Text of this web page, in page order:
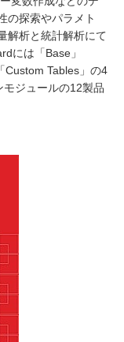
の探索やパラメト
解析と統計解析にて
には「Base」
Custom Tables」の4
ジュールの12製品